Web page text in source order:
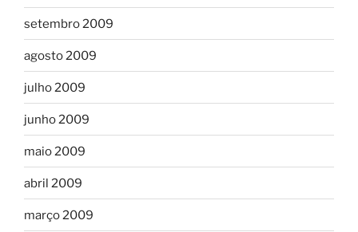
setembro 2009
agosto 2009
julho 2009
junho 2009
maio 2009
abril 2009
março 2009